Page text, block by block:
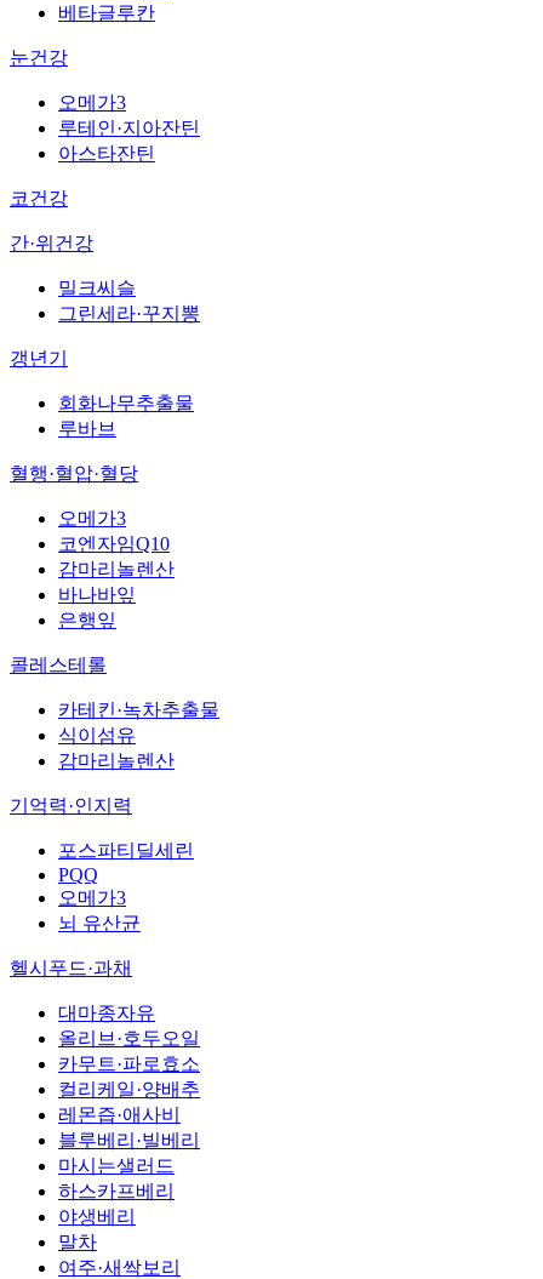
베타글루칸
눈건강
오메가3
루테인·지아잔틴
아스타잔틴
코건강
간·위건강
밀크씨슬
그린세라·꾸지뽕
갱년기
회화나무추출물
루바브
혈행·혈압·혈당
오메가3
코엔자임Q10
감마리놀렌산
바나바잎
은행잎
콜레스테롤
카테킨·녹차추출물
식이섬유
감마리놀렌산
기억력·인지력
포스파티딜세린
PQQ
오메가3
뇌 유산균
헬시푸드·과채
대마종자유
올리브·호두오일
카무트·파로효소
컬리케일·양배추
레몬즙·애사비
블루베리·빌베리
마시는샐러드
하스카프베리
야생베리
말차
여주·새싹보리